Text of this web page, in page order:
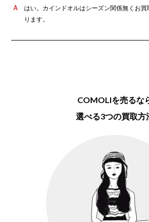
カインドオル京都
02018を買取致し
カインドオル京都
ドローストリング
致しました。
2026年7月買取
カインドオル代官
ヤ和紙ストールジ
取致しました。
はい。カインドオルはシーズン関係無くお
ります。
COMOLIを売るな
選べる3つの買取方